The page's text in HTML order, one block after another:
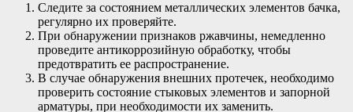
Следите за состоянием металлических элементов бачка,
регулярно их проверяйте.
При обнаружении признаков ржавчины, немедленно
проведите антикоррозийную обработку, чтобы
предотвратить ее распространение.
В случае обнаружения внешних протечек, необходимо
проверить состояние стыковых элементов и запорной
арматуры, при необходимости их заменить.